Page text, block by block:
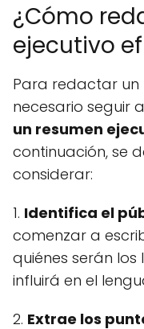
¿Cómo
ejecutivo
Para redactar un
necesario seguir
un resumen
continuación, se
considerar:
1. Identifica el
comenzar a
quiénes serán los
influirá en el
2. Extrae los